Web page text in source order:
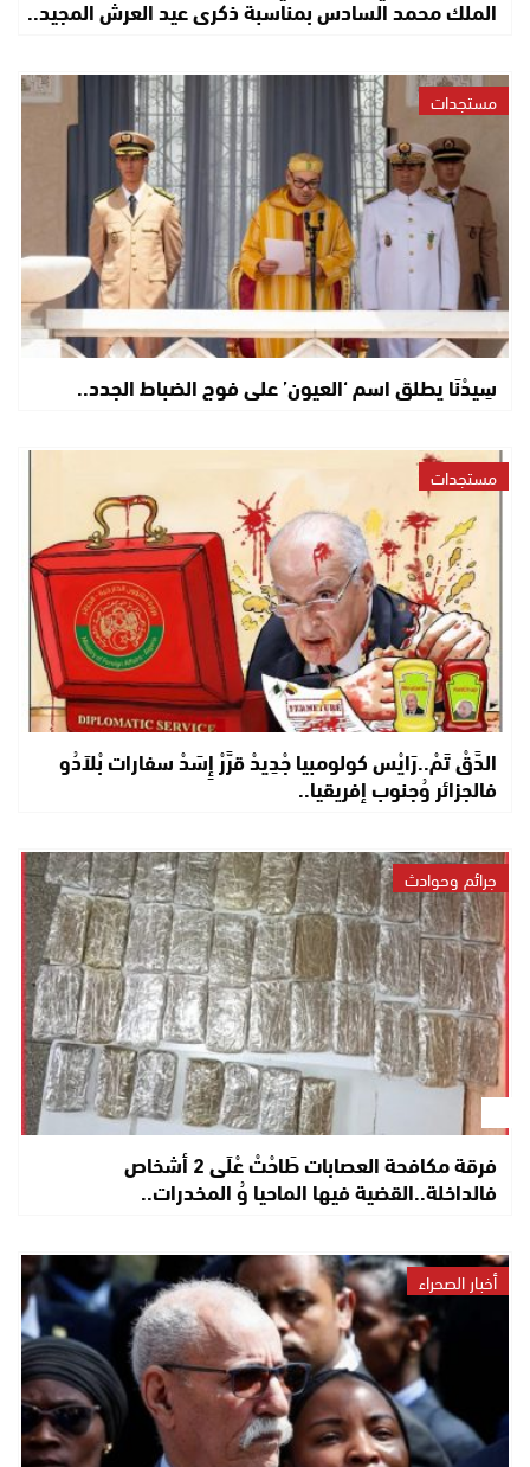
الملك محمد السادس بمناسبة ذكرى عيد العرش المجيد..
مستجدات
سِيدْنَا يطلق اسم ‘العيون’ على فوج الضباط الجدد..
مستجدات
الدَّقْ تَمْ..رَايْس كولومبيا جْدِيدْ قرَّرْ إِسَدْ سفارات بْلاَدُو
فالجزائر وُجنوب إفريقيا..
جرائم وحوادث
فرقة مكافحة العصابات طَاحْتْ عْلَى 2 أشخاص
فالداخلة..القضية فيها الماحيا وُ المخدرات..
أخبار الصحراء